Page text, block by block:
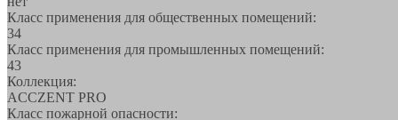
Класс применения для общественных помещений:
34
Класс применения для промышленных помещений:
43
Коллекция:
ACCZENT PRO
Класс пожарной опасности: